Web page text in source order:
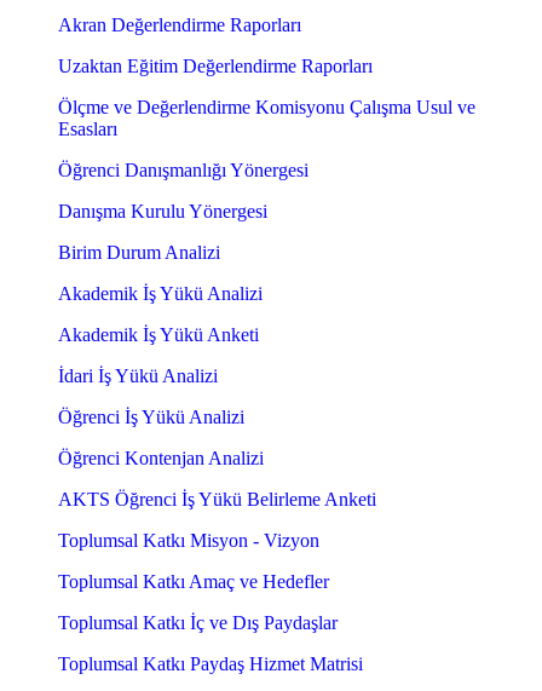
Akran Değerlendirme Raporları
Uzaktan Eğitim Değerlendirme Raporları
Ölçme ve Değerlendirme Komisyonu Çalışma Usul ve
Esasları
Öğrenci Danışmanlığı Yönergesi
Danışma Kurulu Yönergesi
Birim Durum Analizi
Akademik İş Yükü Analizi
Akademik İş Yükü Anketi
İdari İş Yükü Analizi
Öğrenci İş Yükü Analizi
Öğrenci Kontenjan Analizi
AKTS Öğrenci İş Yükü Belirleme Anketi
Toplumsal Katkı Misyon - Vizyon
Toplumsal Katkı Amaç ve Hedefler
Toplumsal Katkı İç ve Dış Paydaşlar
Toplumsal Katkı Paydaş Hizmet Matrisi